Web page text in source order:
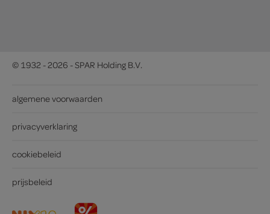
© 1932 - 2026 - SPAR Holding B.V.
algemene voorwaarden
privacyverklaring
cookiebeleid
prijsbeleid